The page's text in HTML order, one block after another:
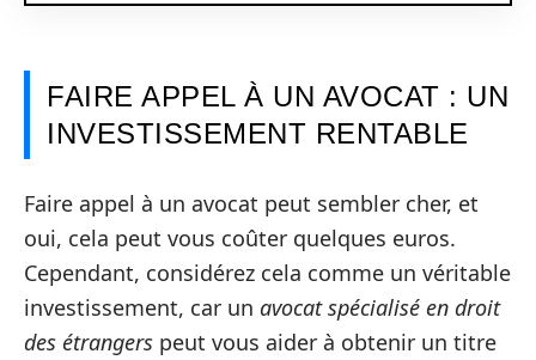
FAIRE APPEL À UN AVOCAT : UN
INVESTISSEMENT RENTABLE
Faire appel à un avocat peut sembler cher, et
oui, cela peut vous coûter quelques euros.
Cependant, considérez cela comme un véritable
investissement, car un avocat spécialisé en droit
des étrangers peut vous aider à obtenir un titre